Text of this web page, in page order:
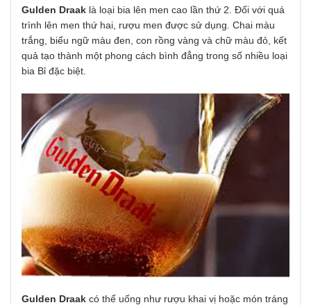
Gulden Draak là loại bia lên men cao lần thứ 2. Đối với quá
trình lên men thứ hai, rượu men được sử dụng. Chai màu
trắng, biểu ngữ màu đen, con rồng vàng và chữ màu đỏ, kết
quả tạo thành một phong cách bình đẳng trong số nhiều loại
bia Bỉ đặc biệt.
Gulden Draak có thể uống như rượu khai vị hoặc món tráng